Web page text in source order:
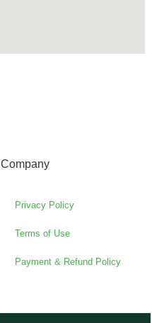
Company
Privacy Policy
Terms of Use
Payment & Refund Policy